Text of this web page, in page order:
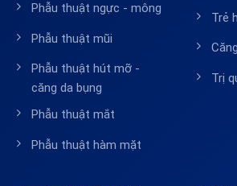
Phẫu thuật ngực - mông
Phẫu thuật mũi
Phẫu thuật hút mỡ -
căng da bụng
Phẫu thuật mắt
Phẫu thuật hàm mặt
Trẻ
Trị